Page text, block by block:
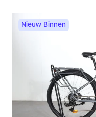
Nieuw Binnen